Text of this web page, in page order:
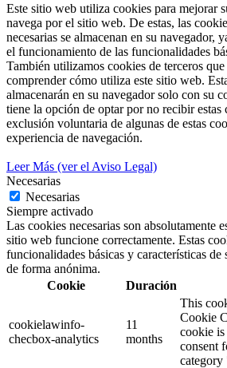
Este sitio web utiliza cookies para mejorar
navega por el sitio web. De estas, las
necesarias se almacenan en su navegador,
el funcionamiento de las funcionalidades
También utilizamos cookies de terceros
comprender cómo utiliza este sitio web.
almacenarán en su navegador solo con su
tiene la opción de optar por no recibir estas
exclusión voluntaria de algunas de estas
experiencia de navegación.
Leer Más (ver el Aviso Legal)
Necesarias
Necesarias
Siempre activado
Las cookies necesarias son absolutamente
sitio web funcione correctamente. Estas
funcionalidades básicas y características
de forma anónima.
Cookie
Duración
cookielawinfo-
checbox-analytics
11
months
This
Cookie
cookie is
consent